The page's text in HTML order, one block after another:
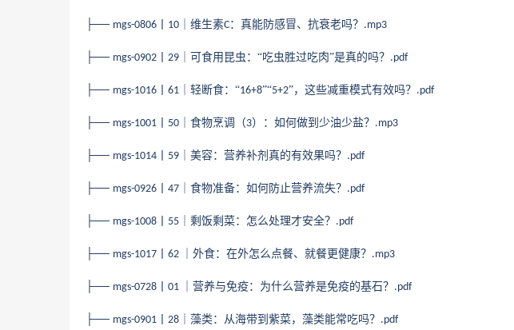
├── mgs-0806 10 ｜维生素C：真能防感冒、抗衰老吗？ .mp3
├── mgs-0902 29 ｜可食用昆虫：“吃虫胜过吃肉”是真的吗？ .pdf
├── mgs-1016 61 ｜轻断食：“16+8”“5+2”，这些减重模式有效吗？ .pdf
├── mgs-1001 50 ｜食物烹调（3）：如何做到少油少盐？ .mp3
├── mgs-1014 59 ｜美容：营养补剂真的有效果吗？ .pdf
├── mgs-0926 47 ｜食物准备：如何防止营养流失？ .pdf
├── mgs-1008 55 ｜剩饭剩菜：怎么处理才安全？ .pdf
├── mgs-1017 62 ｜外食：在外怎么点餐、就餐更健康？ .mp3
├── mgs-0728 01 ｜营养与免疫：为什么营养是免疫的基石？ .pdf
├── mgs-0901 28 ｜藻类：从海带到紫菜，藻类能常吃吗？ .pdf